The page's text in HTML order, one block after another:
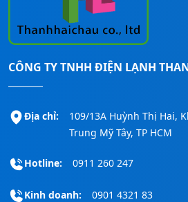
CÔNG TY TNHH ĐIỆN LẠNH
Địa chỉ:
109/13A Huỳnh Thị Hai,
Trung Mỹ Tây, TP HCM
Hotline: 0911 260 247
Kinh doanh: 0901 4321 83